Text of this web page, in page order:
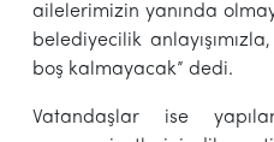
ailelerimizin yanında
belediyecilik
boş kalmayacak” dedi.
Vatandaşlar ise